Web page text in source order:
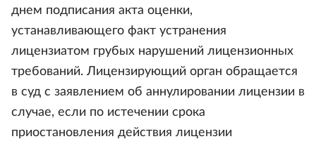
днем подписания акта оценки,
устанавливающего факт устранения
лицензиатом грубых нарушений лицензионных
требований. Лицензирующий орган обращается
в суд с заявлением об аннулировании лицензии в
случае, если по истечении срока
приостановления действия лицензии